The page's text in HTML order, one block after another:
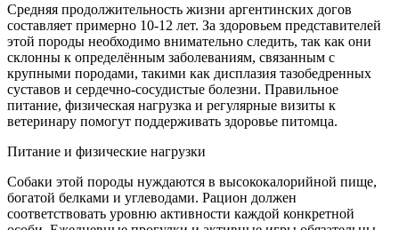
Средняя продолжительность жизни аргентинских догов
составляет примерно 10-12 лет. За здоровьем представителей
этой породы необходимо внимательно следить, так как они
склонны к определённым заболеваниям, связанным с
крупными породами, такими как дисплазия тазобедренных
суставов и сердечно-сосудистые болезни. Правильное
питание, физическая нагрузка и регулярные визиты к
ветеринару помогут поддерживать здоровье питомца.
Питание и физические нагрузки
Собаки этой породы нуждаются в высококалорийной пище,
богатой белками и углеводами. Рацион должен
соответствовать уровню активности каждой конкретной